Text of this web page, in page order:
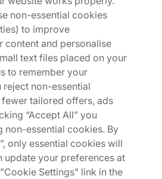
viaggi di campeggio
a oziare.
Torna all’inizio
uscite esclusive e abbigliamento
marche più importanti al
non-essential cookies
to improve
content and personalise
text files placed on your
to remember your
non-essential
fewer tailored offers, ads
“Accept All” you
non-essential cookies. By
only essential cookies will
update your preferences at
Settings" link in the